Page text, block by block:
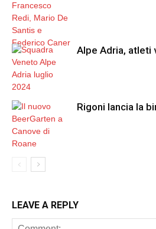
Alpe Adria, atleti
Rigoni lancia la
LEAVE A REPLY